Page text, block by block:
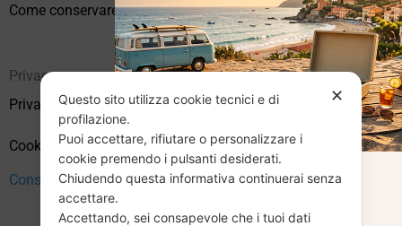
Come conservare correttamente i vinili usati
Privacy
Privacy Policy
Cookie Policy (UE)
Consenso
✕
Questo sito utilizza cookie tecnici e di
profilazione.
Puoi accettare, rifiutare o personalizzare i
cookie premendo i pulsanti desiderati.
Chiudendo questa informativa continuerai senza
accettare.
Accettando, sei consapevole che i tuoi dati
CHIUSURA